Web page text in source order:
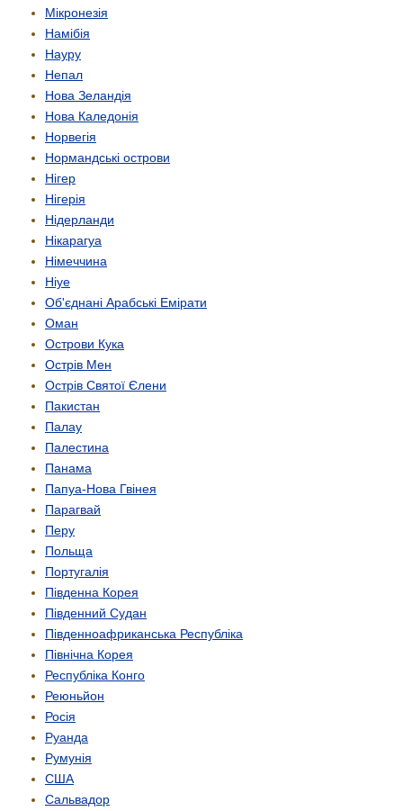
Мікронезія
Намібія
Науру
Непал
Нова Зеландія
Нова Каледонія
Норвегія
Нормандські острови
Нігер
Нігерія
Нідерланди
Нікарагуа
Німеччина
Ніуе
Об'єднані Арабські Емірати
Оман
Острови Кука
Острів Мен
Острів Святої Єлени
Пакистан
Палау
Палестина
Панама
Папуа-Нова Гвінея
Парагвай
Перу
Польща
Португалія
Південна Корея
Південний Судан
Південно­африканська Республіка
Північна Корея
Республіка Конго
Реюньйон
Росія
Руанда
Румунія
США
Сальвадор